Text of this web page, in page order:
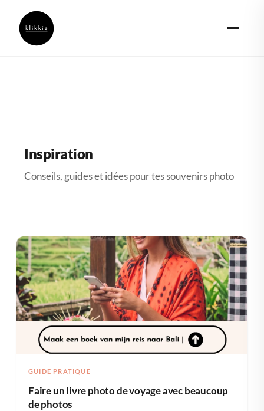
Inspiration
Conseils, guides et idées pour tes souvenirs photo
GUIDE PRATIQUE
Faire un livre photo de voyage avec beaucoup
de photos